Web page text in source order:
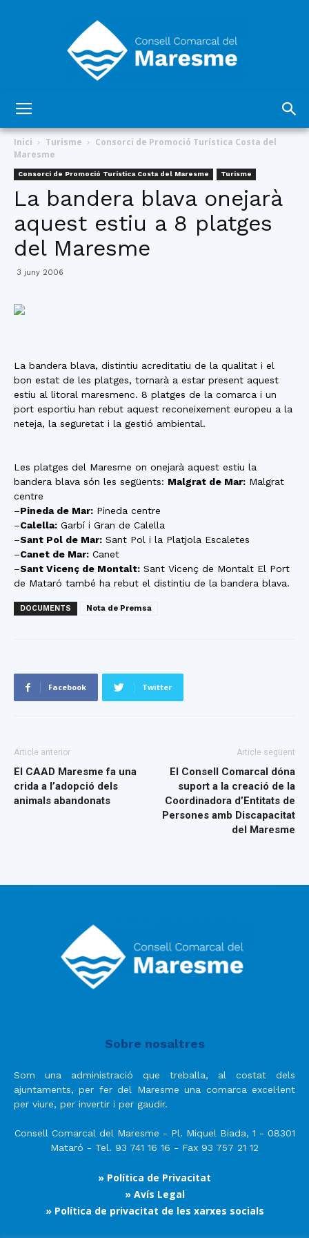
Comarcal
Inici Turisme
Consorci de Promoció Turística Costa del
Maresme
Consorci de Promoció Turística Costa del Maresme Turisme
La bandera blava onejarà
aquest estiu a 8 platges
del Maresme
3 juny 2006
La bandera blava, distintiu acreditatiu de la qualitat i el
bon estat de les platges, tornarà a estar present aquest
estiu al litoral maresmenc. 8 platges de la comarca i un
port esportiu han rebut aquest reconeixement europeu a la
neteja, la seguretat i la gestió ambiental.
Les platges del Maresme on onejarà aquest estiu la
bandera blava són les següents: Malgrat de Mar: Malgrat
centre
–Pineda de Mar: Pineda centre
–Calella: Garbí i Gran de Calella
–Sant Pol de Mar: Sant Pol i la Platjola Escaletes
–Canet de Mar: Canet
–Sant Vicenç de Montalt: Sant Vicenç de Montalt El Port
de Mataró també ha rebut el distintiu de la bandera blava.
DOCUMENTS Nota de Premsa
Facebook Twitter
Article anterior
El CAAD Maresme fa una
crida a l’adopció dels
animals abandonats
Article següent
El Consell Comarcal dóna
suport a la creació de la
Coordinadora d’Entitats de
Persones amb Discapacitat
del Maresme
Sobre nosaltres
Som una administració que treballa, al costat dels
ajuntaments, per fer del Maresme una comarca excel·lent
per viure, per invertir i per gaudir.
Consell Comarcal del Maresme - Pl. Miquel Biada, 1 - 08301
Mataró - Tel. 93 741 16 16 - Fax 93 757 21 12
» Política de Privacitat
» Avís Legal
» Política de privacitat de les xarxes socials